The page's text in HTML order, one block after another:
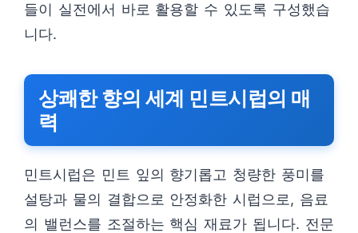
들이 실전에서 바로 활용할 수 있도록 구성했습
니다.
상쾌한 향의 세계 민트시럽의 매
력
민트시럽은 민트 잎의 향기롭고 청량한 풍미를
설탕과 물의 결합으로 안정화한 시럽으로, 음료
의 밸런스를 조절하는 핵심 재료가 됩니다. 전문